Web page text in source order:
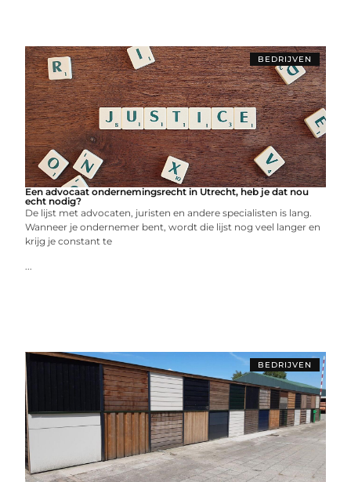
BEDRIJVEN
Een advocaat ondernemingsrecht in Utrecht, heb je dat nou
echt nodig?
De lijst met advocaten, juristen en andere specialisten is lang.
Wanneer je ondernemer bent, wordt die lijst nog veel langer en
krijg je constant te
...
BEDRIJVEN